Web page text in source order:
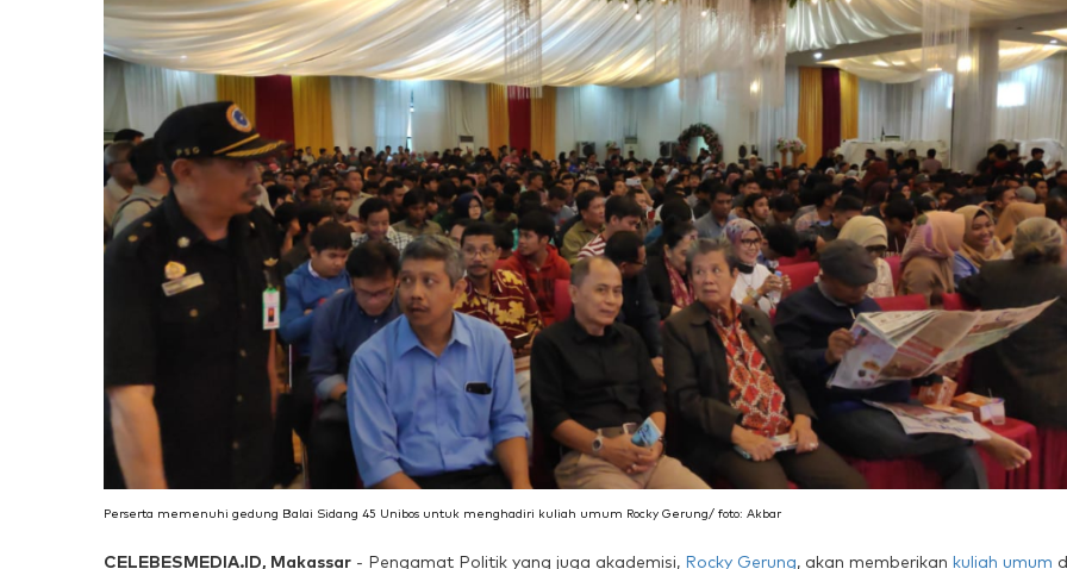
Perserta memenuhi gedung Balai Sidang 45 Unibos untuk menghadiri kuliah umum Rocky Gerung/ foto: Akbar
CELEBESMEDIA.ID, Makassar - Pengamat Politik yang juga akademisi, Rocky Gerung, akan memberikan kuliah umum